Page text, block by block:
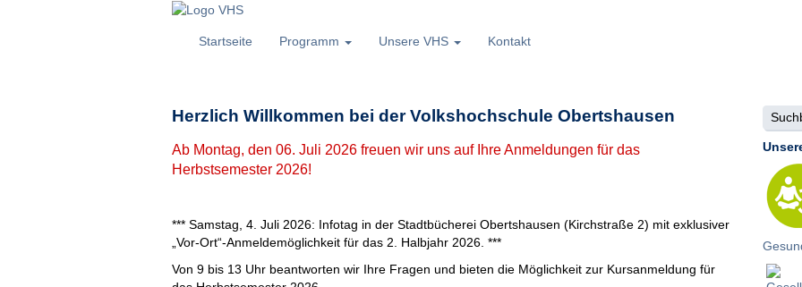
Startseite Programm Unsere VHS Kontakt
Herzlich Willkommen bei der Volkshochschule Obertshausen
Ab Montag, den 06. Juli 2026 freuen wir uns auf Ihre Anmeldungen für das
Herbstsemester 2026!
*** Samstag, 4. Juli 2026: Infotag in der Stadtbücherei Obertshausen (Kirchstraße 2) mit exklusiver
„Vor-Ort“-Anmeldemöglichkeit für das 2. Halbjahr 2026. ***
Von 9 bis 13 Uhr beantworten wir Ihre Fragen und bieten die Möglichkeit zur Kursanmeldung für